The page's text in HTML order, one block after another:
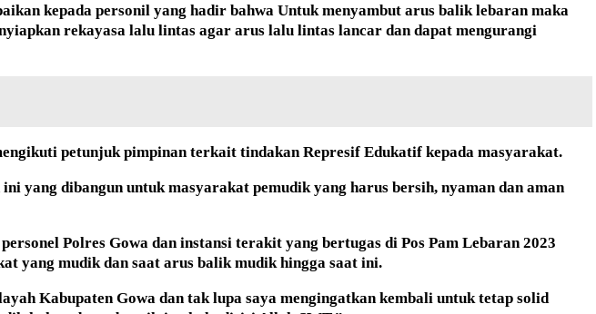
kepada personil yang hadir bahwa Untuk menyambut arus balik lebaran maka
rekayasa lalu lintas agar arus lalu lintas lancar dan dapat mengurangi
petunjuk pimpinan terkait tindakan Represif Edukatif kepada masyarakat.
yang dibangun untuk masyarakat pemudik yang harus bersih, nyaman dan aman
Polres Gowa dan instansi terakit yang bertugas di Pos Pam Lebaran 2023
yang mudik dan saat arus balik mudik hingga saat ini.
Kabupaten Gowa dan tak lupa saya mengingatkan kembali untuk tetap solid